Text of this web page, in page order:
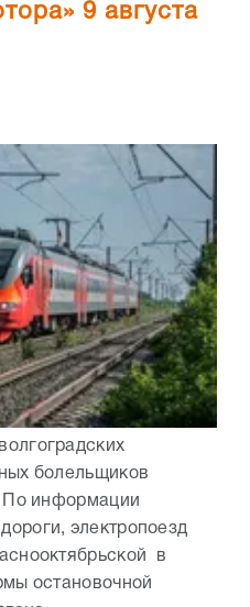
9 августа
болельщиков
По информации
электропоезд
в
остановочной